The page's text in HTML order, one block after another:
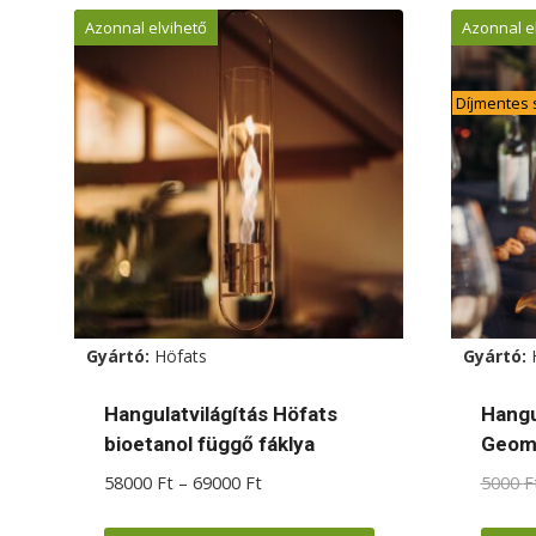
több
van.
a
ki
Azonnal elvihető
Gyártó: Höfats
Hangulatvilágítás Höfats
bioetanol függő fáklya
58000 Ft – 69000 FtÁrtartomány:
Azonnal
Díjmentes
Gyártó:
5000